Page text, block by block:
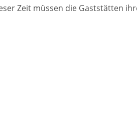
Zeit müssen die Gaststätten